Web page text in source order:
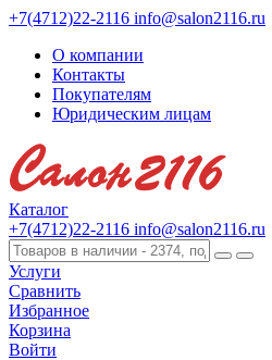
+7(4712)22-2116 info@salon2116.ru
О компании
Контакты
Покупателям
Юридическим лицам
Каталог
+7(4712)22-2116 info@salon2116.ru
Услуги
Сравнить
Избранное
Корзина
Войти